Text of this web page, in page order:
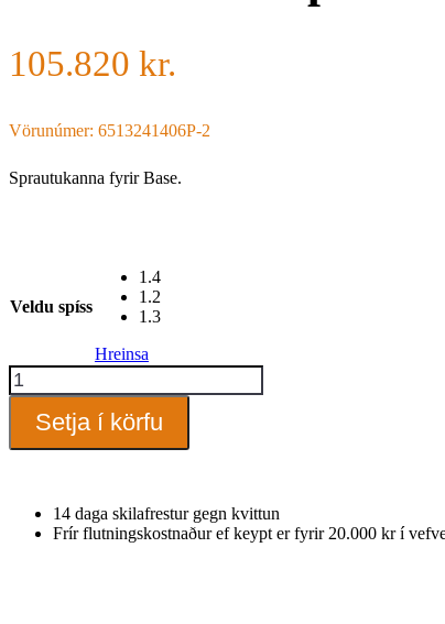
105.820 kr.
Vörunúmer: 6513241406P-2
Sprautukanna fyrir Base.
Veldu spíss
1.4
1.2
1.3
Hreinsa
Iwata
LS400
Sprautukanna
quantity
Setja í körfu
14 daga skilafrestur gegn kvittun
Frír flutningskostnaður ef keypt er fyrir 20.000 kr í